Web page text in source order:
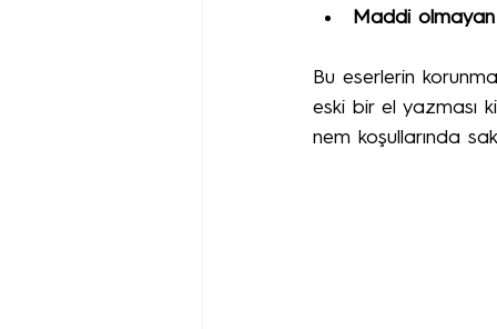
Maddi
Bu eserlerin
eski bir el yazması
nem koşullarında